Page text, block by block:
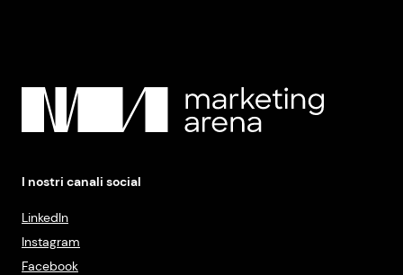
I nostri canali social
LinkedIn
Instagram
Facebook